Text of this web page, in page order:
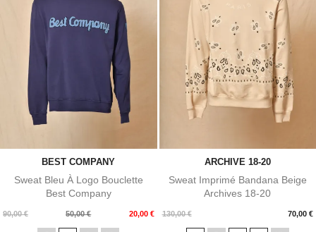
BEST COMPANY
Sweat Bleu À Logo Bouclette
Best Company
90,00 €
Prix
50,00 € 20,00 €
Prix
ARCHIVE 18-20
Sweat Imprimé Bandana Beige
Archives 18-20
130,00 € 70,00 €
Prix